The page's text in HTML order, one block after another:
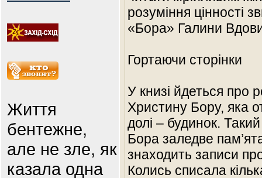
Життя
бентежне,
але не зле, як
казала одна
розуміння цінності
«Бора» Галини
Гортаючи сторінки
У книзі йдеться про
Христину Бору, яка
долі – будинок.
Бора заледве
знаходить записи
Колись списала